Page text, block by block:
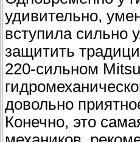
удивительно,
вступила сильно
защитить
220-сильном
довольно
Конечно, это